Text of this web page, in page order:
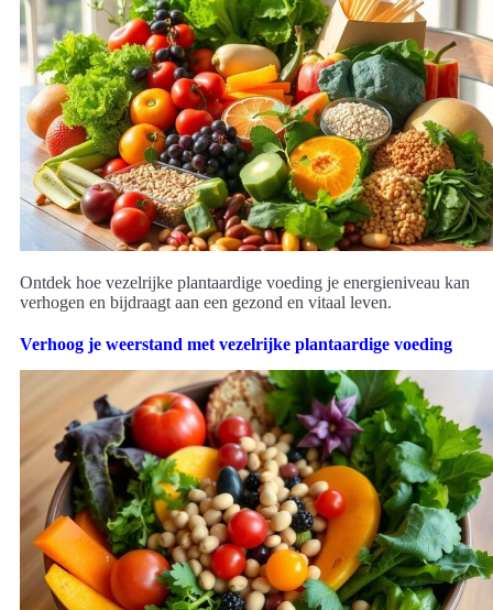
Ontdek hoe vezelrijke plantaardige voeding je energieniveau kan
verhogen en bijdraagt aan een gezond en vitaal leven.
Verhoog je weerstand met vezelrijke plantaardige voeding